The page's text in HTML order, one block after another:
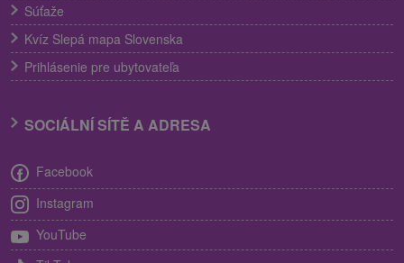
Súťaže
Kvíz Slepá mapa Slovenska
Prihlásenie pre ubytovateľa
SOCIÁLNÍ SÍTĚ A ADRESA
Facebook
Instagram
YouTube